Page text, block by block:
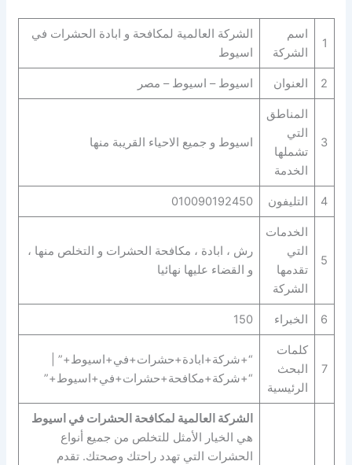
1
اسم
الشركة
الشركة العالمية لمكافحة و ابادة الحشرات في
اسيوط
2 العنوان اسيوط – اسيوط – مصر
3
المناطق
التي
تشملها
الخدمة
اسيوط و جميع الاحياء القريبة منها
4 التليفون 010090192450
5
الخدمات
التي
تقدمها
الشركة
رش ، ابادة ، مكافحة الحشرات و التخلص منها ،
و القضاء عليها نهائيا
6 الخبراء 150
7
كلمات
البحث
الرئيسية
“+شركة+ابادة+حشرات+في+اسيوط+” |
“+شركة+مكافحة+حشرات+في+اسيوط+”
الشركة العالمية لمكافحة الحشرات في اسيوط
هي الخيار الأمثل للتخلص من جميع أنواع
الحشرات التي تهدد راحتك وصحتك. تقدم